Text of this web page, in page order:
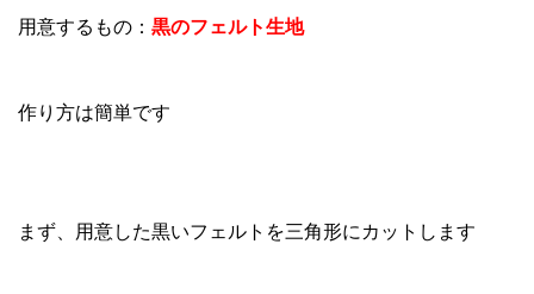
用意するもの： 黒のフェルト生地
作り方は簡単です
まず、用意した黒いフェルトを三角形にカットします